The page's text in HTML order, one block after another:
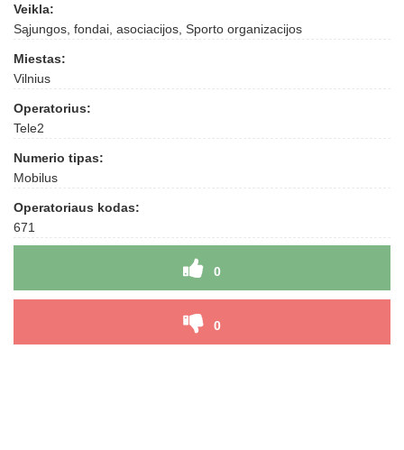
Veikla:
Sąjungos, fondai, asociacijos, Sporto organizacijos
Miestas:
Vilnius
Operatorius:
Tele2
Numerio tipas:
Mobilus
Operatoriaus kodas:
671
0
0